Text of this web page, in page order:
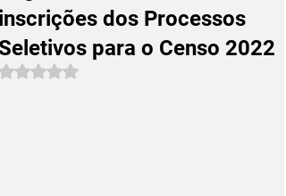
dos Processos
para o Censo 2022
Avaliado com NaN de 5 estrelas.